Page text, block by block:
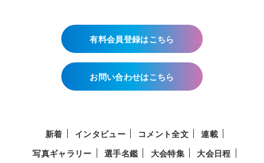
有料会員登録はこちら
お問い合わせはこちら
新着 インタビュー コメント全文
連載
写真ギャラリー
選手名鑑 大会特集 大会日程